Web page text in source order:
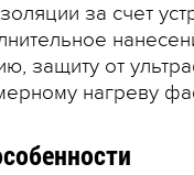
за счет
защиту от
нагреву